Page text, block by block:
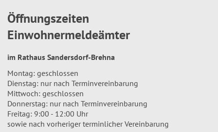
Öffnungszeiten
Einwohnermeldeämter
im Rathaus Sandersdorf-Brehna
Montag: geschlossen
Dienstag: nur nach Terminvereinbarung
Mittwoch: geschlossen
Donnerstag: nur nach Terminvereinbarung
Freitag: 9:00 - 12:00 Uhr
sowie nach vorheriger terminlicher Vereinbarung